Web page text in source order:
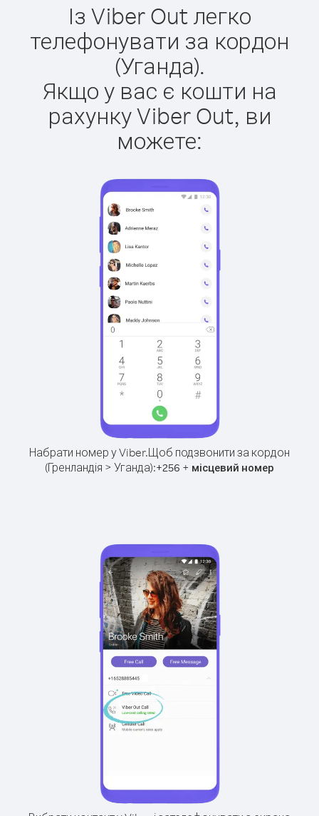
Із Viber Out легко
телефонувати за кордон
(Уганда).
Якщо у вас є кошти на
рахунку Viber Out, ви
можете:
Набрати номер у Viber.Щоб подзвонити за кордон
(Гренландія > Уганда):+256 + місцевий номер